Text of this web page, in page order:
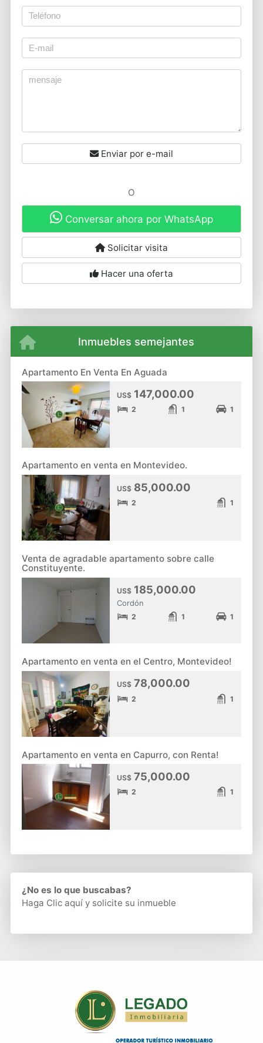
Enviar por e-mail
O
Conversar ahora por WhatsApp
Solicitar visita
Hacer una oferta
Inmuebles semejantes
Apartamento En Venta En Aguada
US$147,000.00
2 1 1
Apartamento en venta en Montevideo.
US$85,000.00
2 1
Venta de agradable apartamento sobre calle
Constituyente.
US$185,000.00
Cordón
2 1 1
Apartamento en venta en el Centro, Montevideo!
US$78,000.00
2 1
Apartamento en venta en Capurro, con Renta!
US$75,000.00
2 1
¿No es lo que buscabas?
Haga Clic aquíy solicite su inmueble